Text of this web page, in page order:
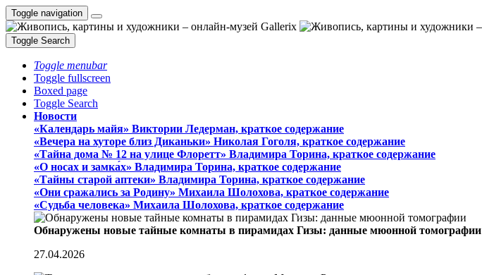
Toggle navigation
Toggle Search
Toggle menubar
Toggle fullscreen
Boxed page
Toggle Search
Новости
«Календарь майя» Виктории Ледерман, краткое содержание
«Вечера на хуторе близ Диканьки» Николая Гоголя, краткое содержание
«Тайна дома № 12 на улице Флоретт» Владимира Торина, краткое содержание
«О носах и замка́х» Владимира Торина, краткое содержание
«Тайны старой аптеки» Владимира Торина, краткое содержание
«Они сражались за Родину» Михаила Шолохова, краткое содержание
«Судьба человека» Михаила Шолохова, краткое содержание
Обнаружены новые тайные комнаты в пирамидах Гизы: данные мюонной томографии
27.04.2026